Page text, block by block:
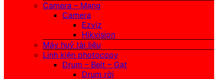
Camera – Mạng
Camera
Ezviz
Hikvision
Máy huỷ tài liệu
Linh kiện photocopy
Drum – Belt – Gạt
Drum rời